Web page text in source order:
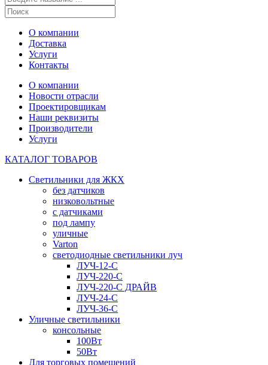
О компании
Доставка
Услуги
Контакты
О компании
Новости отрасли
Проектировщикам
Наши реквизиты
Производители
Услуги
КАТАЛОГ ТОВАРОВ
Светильники для ЖКХ
без датчиков
низковольтные
с датчиками
под лампу
уличные
Varton
светодиодные светильники луч
ЛУЧ-12-С
ЛУЧ-220-С
ЛУЧ-220-С ДРАЙВ
ЛУЧ-24-С
ЛУЧ-36-С
Уличные светильники
консольные
100Вт
50Вт
Для торговых помещений